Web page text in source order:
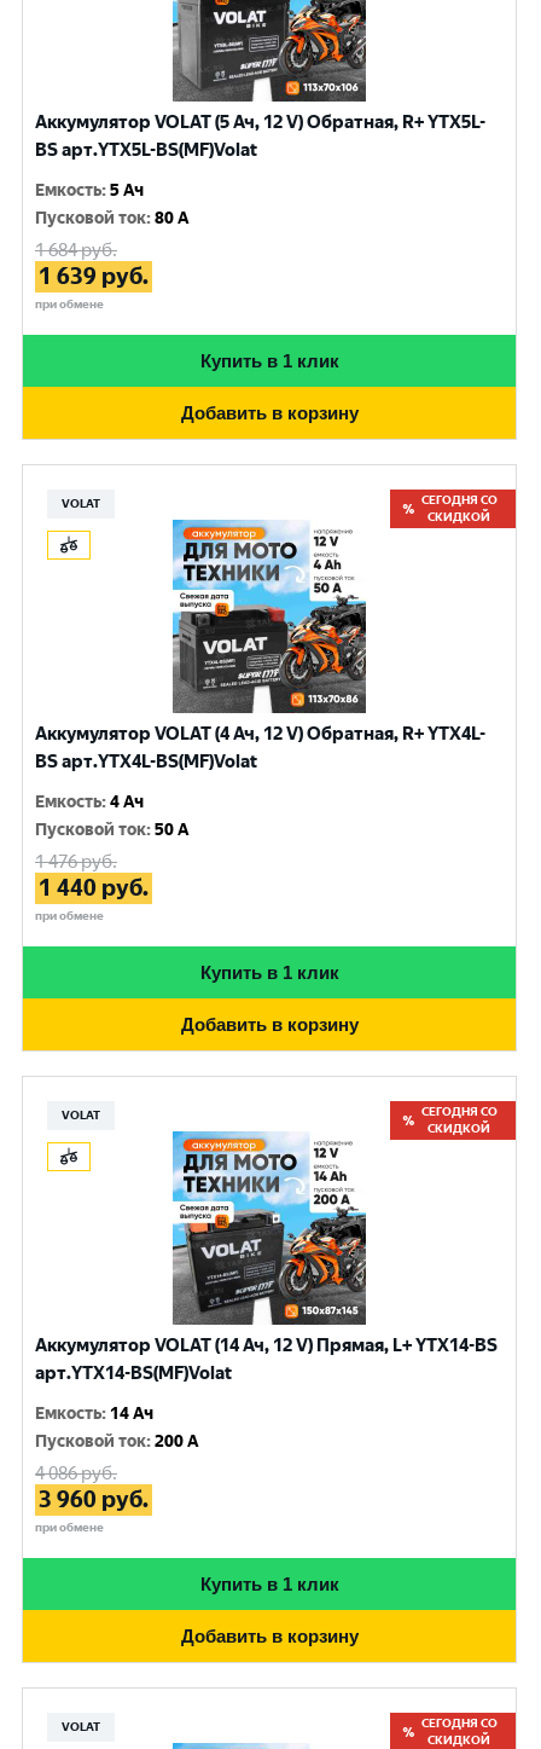
Аккумулятор VOLAT (5 Ач, 12 V) Обратная, R+ YTX5L-
BS арт.YTX5L-BS(MF)Volat
Емкость:5 Ач
Пусковой ток:80 A
1 684руб.
1 639 руб.
при обмене
Купить в 1 клик
Добавить в корзину
VOLAT
СЕГОДНЯ СО
СКИДКОЙ
Аккумулятор VOLAT (4 Ач, 12 V) Обратная, R+ YTX4L-
BS арт.YTX4L-BS(MF)Volat
Емкость:4 Ач
Пусковой ток:50 A
1 476руб.
1 440 руб.
при обмене
Купить в 1 клик
Добавить в корзину
VOLAT
СЕГОДНЯ СО
СКИДКОЙ
Аккумулятор VOLAT (14 Ач, 12 V) Прямая, L+ YTX14-BS
арт.YTX14-BS(MF)Volat
Емкость: 14 Ач
Пусковой ток:200 A
4 086руб.
3 960 руб.
при обмене
Купить в 1 клик
Добавить в корзину
VOLAT
СЕГОДНЯ СО
СКИДКОЙ